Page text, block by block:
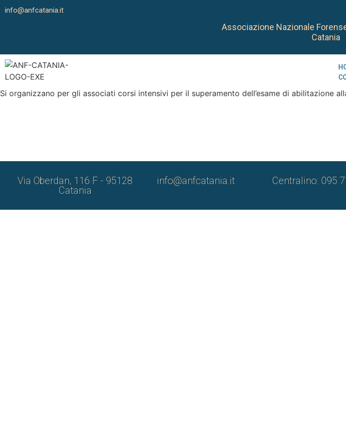
info@anfcatania.it
Associazione Nazionale
Catania
Si organizzano per gli associati corsi intensivi per il superamento dell’esame di abilitazione
Via Oberdan, 116 F - 95128
Catania
info@anfcatania.it Centralino: 095